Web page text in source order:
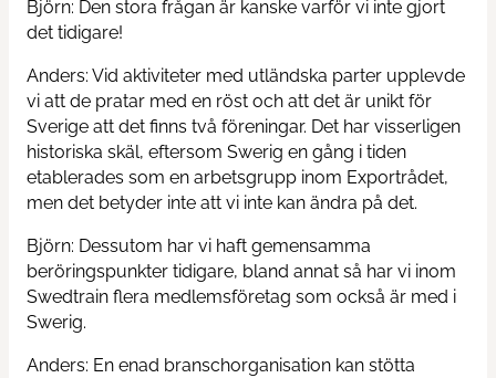
Contact us
News
Björn: Den stora frågan är kanske varför vi inte gjort
det tidigare!
Anders: Vid aktiviteter med utländska parter upplevde
vi att de pratar med en röst och att det är unikt för
Sverige att det finns två föreningar. Det har visserligen
historiska skäl, eftersom Swerig en gång i tiden
etablerades som en arbetsgrupp inom Exportrådet,
men det betyder inte att vi inte kan ändra på det.
Björn: Dessutom har vi haft gemensamma
beröringspunkter tidigare, bland annat så har vi inom
Swedtrain flera medlemsföretag som också är med i
Swerig.
Anders: En enad branschorganisation kan stötta